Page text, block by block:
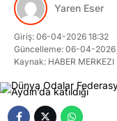
Yaren Eser
Giriş: 06-04-2026 18:32
Güncelleme: 06-04-2026
Kaynak: HABER MERKEZI